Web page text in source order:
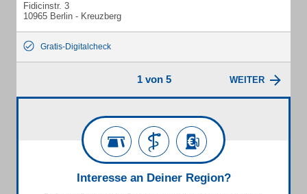
Fidicinstr. 3
10965 Berlin - Kreuzberg
Gratis-Digitalcheck
1 von 5 WEITER
Interesse an Deiner Region?